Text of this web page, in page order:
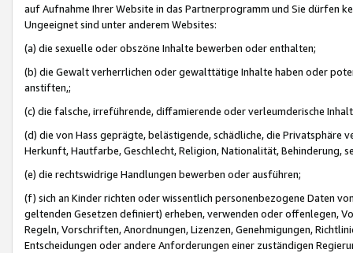
auf Aufnahme Ihrer Website in das Partnerprogramm und Sie dürfen
Ungeeignet sind unter anderem Websites:
(a) die sexuelle oder obszöne Inhalte bewerben oder enthalten;
(b) die Gewalt verherrlichen oder gewalttätige Inhalte haben oder
anstiften,;
(c) die falsche, irreführende, diffamierende oder verleumderische
(d) die von Hass geprägte, belästigende, schädliche, die Privatsphäre
Herkunft, Hautfarbe, Geschlecht, Religion, Nationalität, Behinderung,
(e) die rechtswidrige Handlungen bewerben oder ausführen;
(f) sich an Kinder richten oder wissentlich personenbezogene Daten
geltenden Gesetzen definiert) erheben, verwenden oder offenlegen,
Regeln, Vorschriften, Anordnungen, Lizenzen, Genehmigungen,
Entscheidungen oder andere Anforderungen einer zuständigen